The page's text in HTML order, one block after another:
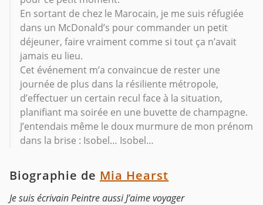
En sortant de chez le Marocain, je me suis réfugiée
dans un McDonald’s pour commander un petit
déjeuner, faire vraiment comme si tout ça n’avait
jamais eu lieu.
Cet événement m’a convaincue de rester une
journée de plus dans la résiliente métropole,
d’effectuer un certain recul face à la situation,
planifiant ma soirée en une buvette de champagne.
J’entendais même le doux murmure de mon prénom
dans la brise : Isobel… Isobel…
Biographie de Mia Hearst
Je suis écrivain Peintre aussi J’aime voyager